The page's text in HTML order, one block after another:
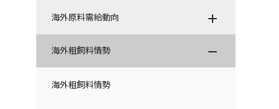
配合飼料情勢
バックナンバー一覧
2026年
海外原料需給動向
海外原料需給動向
バックナンバー一覧
海外粗飼料情勢
海外粗飼料情勢